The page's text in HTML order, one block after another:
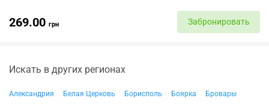
269.00 грн Забронировать
Искать в других регионах
Александрия Белая Церковь Борисполь Боярка
Бровары